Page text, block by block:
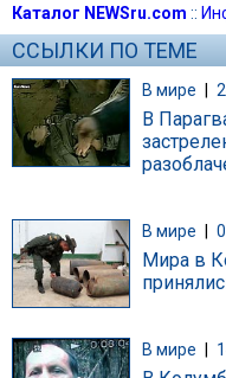
Каталог NEWSru.com ::
ССЫЛКИ ПО ТЕМЕ
В мире |
В
В мире
Мира в
В мире